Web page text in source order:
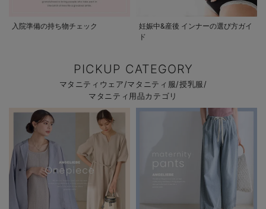
入院準備の持ち物チェック
妊娠中&産後 インナーの選び方ガイ
ド
PICKUP CATEGORY
マタニティウェア/マタニティ服/授乳服/
マタニティ用品カテゴリ